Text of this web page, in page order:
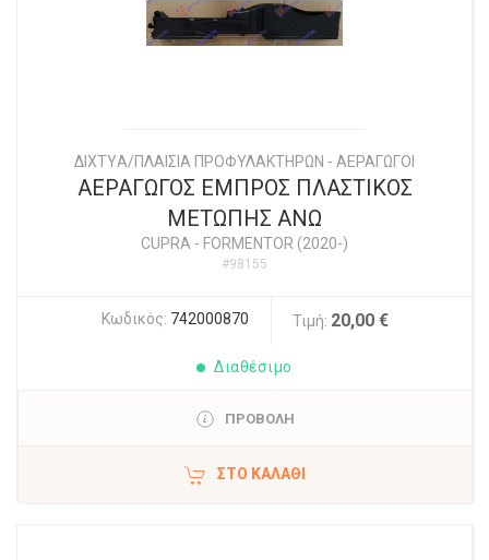
ΔΙΧΤYΑ/ΠΛΑΙΣΙΑ ΠΡΟΦΥΛΑΚΤΗΡΩΝ - ΑΕΡΑΓΩΓΟΙ
ΑΕΡΑΓΩΓΟΣ ΕΜΠΡΟΣ ΠΛΑΣΤΙΚΟΣ
ΜΕΤΩΠΗΣ ΑΝΩ
CUPRA - FORMENTOR (2020-)
#98155
Κωδικός: 742000870 Τιμή: 20,00 €
Διαθέσιμο
ΠΡΟΒΟΛΗ
ΣΤΟ ΚΑΛΆΘΙ